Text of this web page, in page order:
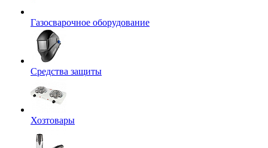
Газосварочное оборудование
Средства защиты
Хозтовары